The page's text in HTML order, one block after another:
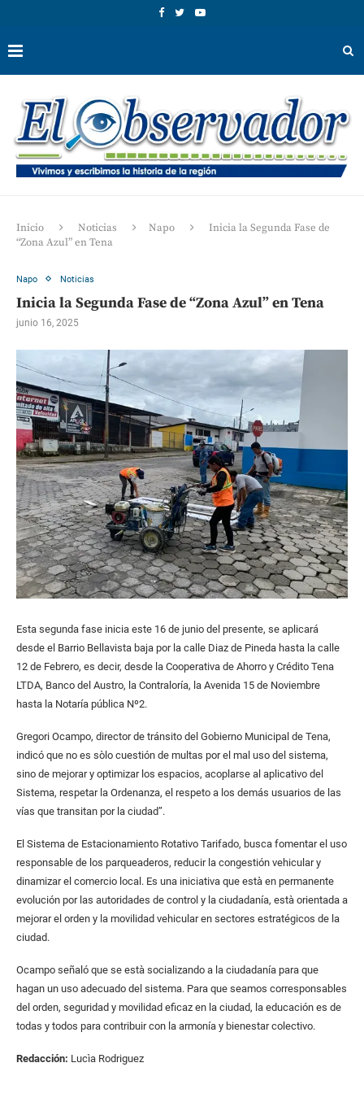
Inicio Noticias Napo
Inicia la Segunda Fase de
“Zona Azul” en Tena
Napo Noticias
Inicia la Segunda Fase de “Zona Azul” en Tena
junio 16, 2025
Esta segunda fase inicia este 16 de junio del presente, se aplicará
desde el Barrio Bellavista baja por la calle Diaz de Pineda hasta la calle
12 de Febrero, es decir, desde la Cooperativa de Ahorro y Crédito Tena
LTDA, Banco del Austro, la Contraloría, la Avenida 15 de Noviembre
hasta la Notaría pública Nº2.
Gregori Ocampo, director de tránsito del Gobierno Municipal de Tena,
indicó que no es sòlo cuestión de multas por el mal uso del sistema,
sino de mejorar y optimizar los espacios, acoplarse al aplicativo del
Sistema, respetar la Ordenanza, el respeto a los demás usuarios de las
vías que transitan por la ciudad”.
El Sistema de Estacionamiento Rotativo Tarifado, busca fomentar el uso
responsable de los parqueaderos, reducir la congestión vehicular y
dinamizar el comercio local. Es una iniciativa que està en permanente
evolución por las autoridades de control y la ciudadanía, està orientada a
mejorar el orden y la movilidad vehicular en sectores estratégicos de la
ciudad.
Ocampo señaló que se està socializando a la ciudadanía para que
hagan un uso adecuado del sistema. Para que seamos corresponsables
del orden, seguridad y movilidad eficaz en la ciudad, la educación es de
todas y todos para contribuir con la armonía y bienestar colectivo.
Redacción: Lucìa Rodriguez